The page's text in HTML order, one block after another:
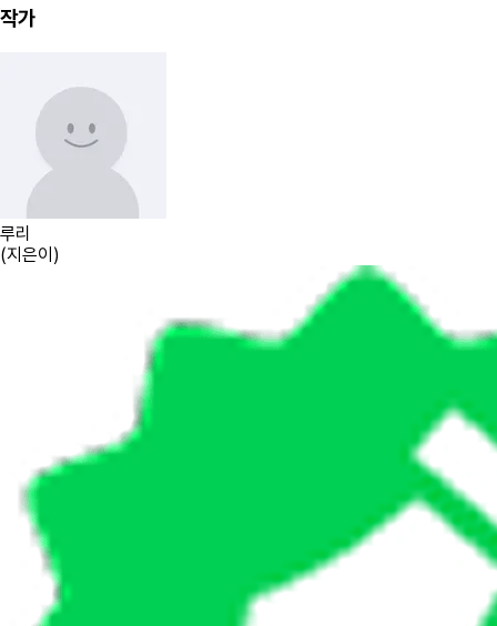
작가
루리
(지은이 )